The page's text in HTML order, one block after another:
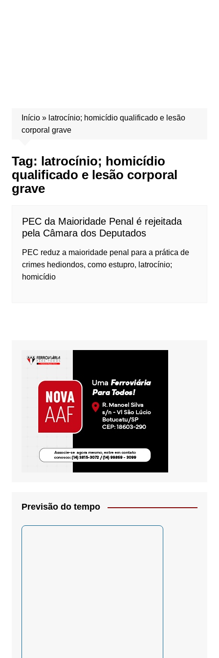
Início» latrocínio; homicídio qualificado e lesão
corporal grave
Tag: latrocínio; homicídio
qualificado e lesão corporal
grave
PEC da Maioridade Penal é rejeitada
pela Câmara dos Deputados
PEC reduz a maioridade penal para a prática de
crimes hediondos, como estupro, latrocínio;
homicídio
Previsão do tempo